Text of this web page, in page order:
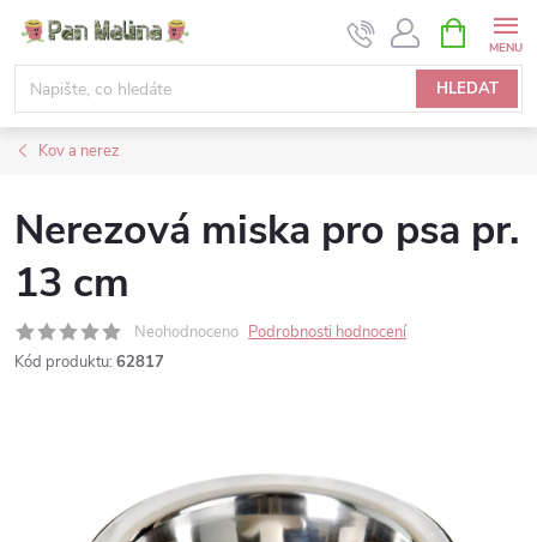
Přejít
obsah
HLEDAT
NÁKUPNÍ
KOŠÍK
Kov a nerez
Nerezová miska pro psa pr.
13 cm
Neohodnoceno Podrobnosti hodnocení
Kód produktu: 62817